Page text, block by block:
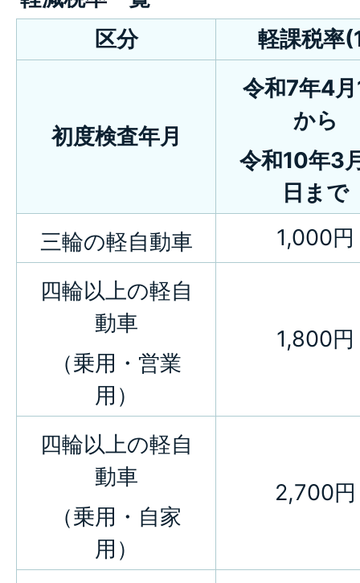
区分
軽課税率
初度検査年月
令和7年4月
から
令和10年3
日まで
三輪の軽自動車
1,000円
四輪以上の軽自
動車
（乗用・営業
用）
1,800円
四輪以上の軽自
動車
（乗用・自家
用）
2,700円